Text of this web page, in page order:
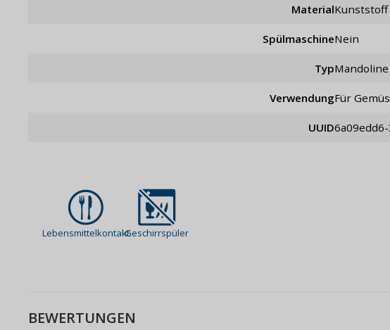
Material Kunststoff
Spülmaschine Nein
Typ
Verwendung für
UUID
LebensmittelkontaktGeschirrspüler
BEWERTUNGEN